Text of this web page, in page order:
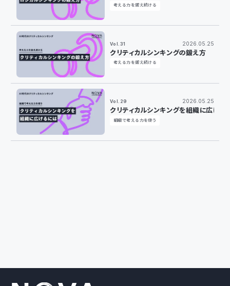
考える力を鍛え続ける
Vol.31 2026.05.25
クリティカルシンキングの鍛え方
考える力を鍛え続ける
Vol.29 2026.05.25
クリティカルシンキングを組織に広げる
組織で考える力を使う